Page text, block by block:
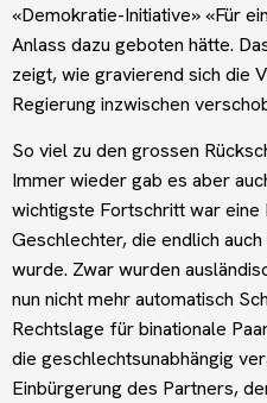
«Demokratie-Initiative» «Für
Anlass dazu geboten hätte.
zeigt, wie gravierend sich die
Regierung inzwischen
So viel zu den grossen
Immer wieder gab es aber
wichtigste Fortschritt war
Geschlechter, die endlich
wurde. Zwar wurden
nun nicht mehr automatisch
Rechtslage für binationale
die geschlechtsunabhängig
Einbürgerung des Partners,